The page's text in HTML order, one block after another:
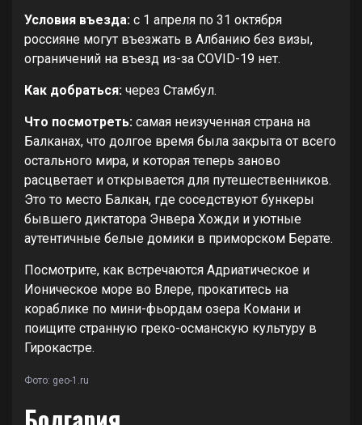
Условия въезда: с 1 апреля по 31 октября
россияне могут въезжать в Албанию без визы,
ограничений на въезд из-за COVID-19 нет.
Как добраться: через Стамбул.
Что посмотреть: самая неизученная страна на
Балканах, что долгое время была закрыта от всего
остального мира, и которая теперь заново
расцветает и открывается для путешественников.
Это то место Балкан, где соседствуют бункеры
бывшего диктатора Энвера Хожди и уютные
аутентичные белые домики в приморском Берате.
Посмотрите, как встречаются Адриатическое и
Ионическое море во Влере, прокатитесь на
кораблике по мини-фьордам озера Комани и
поищите странную греко-османскую культуру в
Гирокастре.
Фото: geo-1.ru